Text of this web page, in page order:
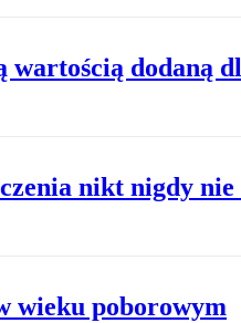
dodaną
nikt nigdy
wieku poborowym